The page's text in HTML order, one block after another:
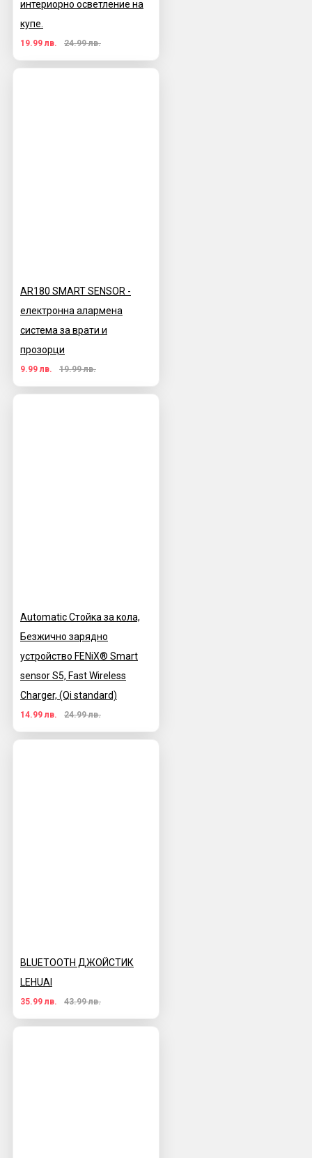
интериорно осветление на
купе.
19.99 лв. 24.99 лв.
AR180 SMART SENSOR -
електронна алармена
система за врати и
прозорци
9.99 лв. 19.99 лв.
Automatic Стойка за кола,
Безжично зарядно
устройство FENiX® Smart
sensor S5, Fast Wireless
Charger, (Qi standard)
14.99 лв. 24.99 лв.
BLUETOOTH ДЖОЙСТИК
LEHUAI
35.99 лв. 43.99 лв.